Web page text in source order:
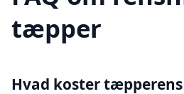
tæpper
Hvad koster tæpperens